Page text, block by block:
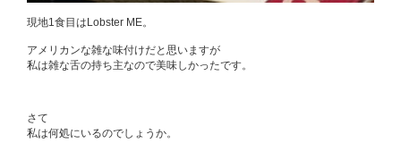
現地1食目はLobster ME。
アメリカンな雑な味付けだと思いますが
私は雑な舌の持ち主なので美味しかったです。
さて
私は何処にいるのでしょうか。